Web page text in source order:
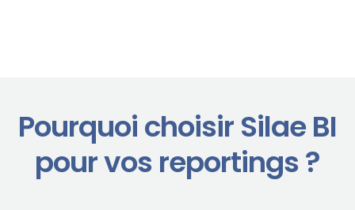
Pourquoi choisir Silae BI
pour vos reportings ?